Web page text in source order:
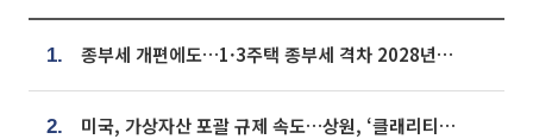
1. 종부세 개편에도…1·3주택 종부세 격차 2028년부터 확대
2. 미국, 가상자산 포괄 규제 속도…상원, ‘클래리티법’ 9월 절차투표 추진